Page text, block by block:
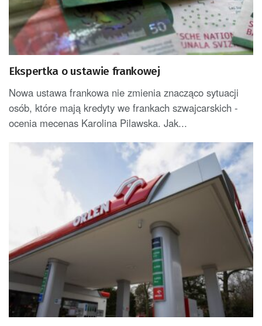
Ekspertka o ustawie frankowej
Nowa ustawa frankowa nie zmienia znacząco sytuacji
osób, które mają kredyty we frankach szwajcarskich -
ocenia mecenas Karolina Pilawska. Jak...